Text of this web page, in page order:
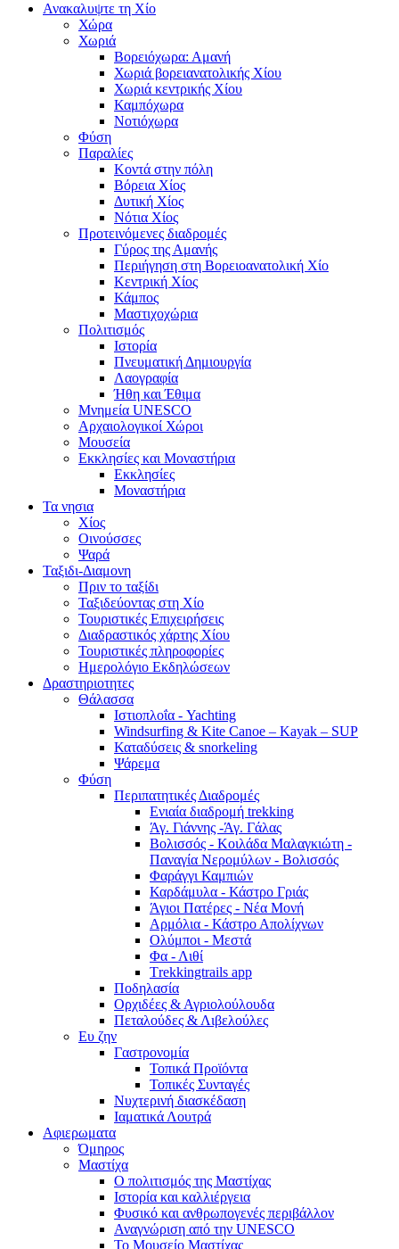
Ανακαλυψτε τη Χίο
Χώρα
Χωριά
Βορειόχωρα: Αμανή
Χωριά βορειανατολικής Χίου
Χωριά κεντρικής Χίου
Καμπόχωρα
Νοτιόχωρα
Φύση
Παραλίες
Κοντά στην πόλη
Βόρεια Χίος
Δυτική Χίος
Νότια Χίος
Προτεινόμενες διαδρομές
Γύρος της Αμανής
Περιήγηση στη Βορειοανατολική Χίο
Κεντρική Χίος
Κάμπος
Μαστιχοχώρια
Πολιτισμός
Ιστορία
Πνευματική Δημιουργία
Λαογραφία
Ήθη και Έθιμα
Μνημεία UNESCO
Αρχαιολογικοί Χώροι
Μουσεία
Εκκλησίες και Μοναστήρια
Εκκλησίες
Μοναστήρια
Τα νησια
Χίος
Οινούσσες
Ψαρά
Ταξιδι-Διαμονη
Πριν το ταξίδι
Ταξιδεύοντας στη Χίο
Τουριστικές Επιχειρήσεις
Διαδραστικός χάρτης Χίου
Τουριστικές πληροφορίες
Ημερολόγιο Εκδηλώσεων
Δραστηριοτητες
Θάλασσα
Ιστιοπλοΐα - Yachting
Windsurfing & Kite Canoe – Kayak – SUP
Καταδύσεις & snorkeling
Ψάρεμα
Φύση
Περιπατητικές Διαδρομές
Ενιαία διαδρομή trekking
Άγ. Γιάννης -Άγ. Γάλας
Βολισσός - Κοιλάδα Μαλαγκιώτη -
Παναγία Νερομύλων - Βολισσός
Φαράγγι Καμπιών
Καρδάμυλα - Κάστρο Γριάς
Άγιοι Πατέρες - Νέα Μονή
Αρμόλια - Κάστρο Απολίχνων
Ολύμποι - Μεστά
Φα - Λιθί
Τrekkingtrails app
Ποδηλασία
Ορχιδέες & Αγριολούλουδα
Πεταλούδες & Λιβελούλες
Ευ ζην
Γαστρονομία
Τοπικά Προϊόντα
Τοπικές Συνταγές
Νυχτερινή διασκέδαση
Ιαματικά Λουτρά
Αφιερωματα
Όμηρος
Μαστίχα
Ο πολιτισμός της Μαστίχας
Ιστορία και καλλιέργεια
Φυσικό και ανθρωπογενές περιβάλλον
Αναγνώριση από την UNESCO
Το Μουσείο Μαστίχας